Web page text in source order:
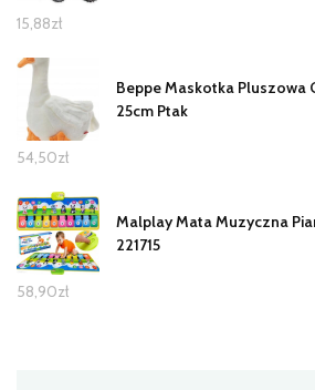
15,88zł
Beppe Maskotka Pluszowa
25cm Ptak
54,50zł
Malplay Mata Muzyczna
221715
58,90zł